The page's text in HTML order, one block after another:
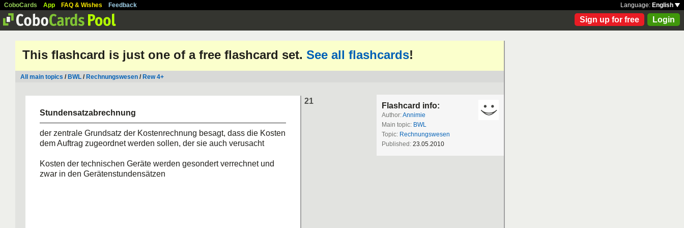
CoboCards App FAQ & Wishes Feedback Language: English
Sign up for free Login
This flashcard is just one of a free flashcard set. See all flashcards!
All main topics / BWL / Rechnungswesen / Rew 4+
21
Stundensatzabrechnung
der zentrale Grundsatz der Kostenrechnung besagt, dass die Kosten
dem Auftrag zugeordnet werden sollen, der sie auch verusacht
Kosten der technischen Geräte werden gesondert verrechnet und
zwar in den Gerätenstundensätzen
Flashcard info:
Author:Annimie
Main topic: BWL
Topic: Rechnungswesen
Published: 23.05.2010